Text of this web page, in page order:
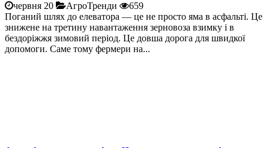
червня 20 АгроТренди
659
Поганий шлях до елеватора — це не просто яма в асфальті. Це
знижене на третину навантаження зерновоза взимку і в
бездоріжжя зимовий період. Це довша дорога для швидкої
допомоги. Саме тому фермери на...